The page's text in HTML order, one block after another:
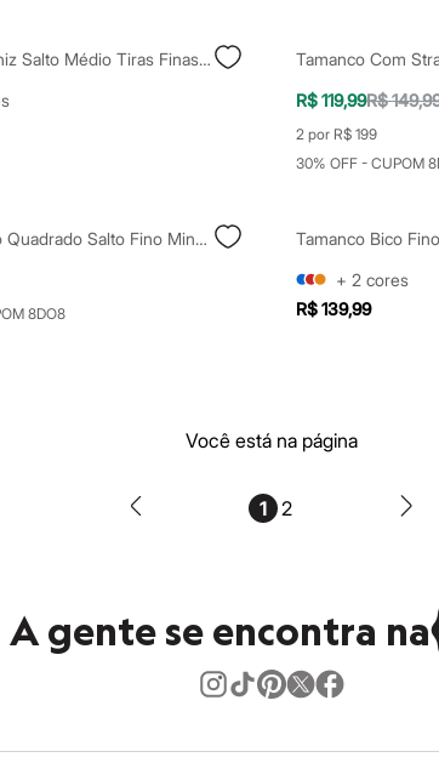
Tamanco Verniz Salto Médio Tiras Finas Oneself Preto
R$ 119,99R$
2 por R$ 199
30% OFF - CUPOM
Tamanco Bico Quadrado Salto Fino Mindset Branco
8DO8
Tamanco Bico
+ 2 cores
R$ 139,99
Você está na página
1 2
A gente se encontra na